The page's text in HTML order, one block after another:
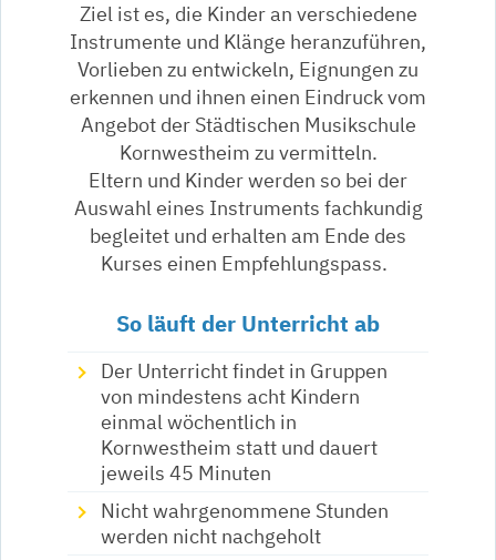
Ziel ist es, die Kinder an verschiedene
Instrumente und Klänge heranzuführen,
Vorlieben zu entwickeln, Eignungen zu
erkennen und ihnen einen Eindruck vom
Angebot der Städtischen Musikschule
Kornwestheim zu vermitteln.
Eltern und Kinder werden so bei der
Auswahl eines Instruments fachkundig
begleitet und erhalten am Ende des
Kurses einen Empfehlungspass.
So läuft der Unterricht ab
Der Unterricht findet in Gruppen
von mindestens acht Kindern
einmal wöchentlich in
Kornwestheim statt und dauert
jeweils 45 Minuten
Nicht wahrgenommene Stunden
werden nicht nachgeholt